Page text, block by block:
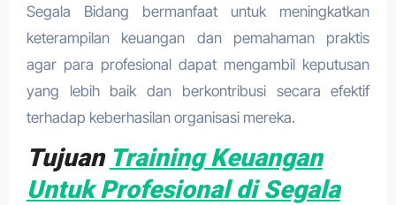
Segala Bidang bermanfaat untuk meningkatkan
keterampilan keuangan dan pemahaman praktis
agar para profesional dapat mengambil keputusan
yang lebih baik dan berkontribusi secara efektif
terhadap keberhasilan organisasi mereka.
Tujuan Training Keuangan
Untuk Profesional di Segala